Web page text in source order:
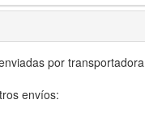
por
envíos: